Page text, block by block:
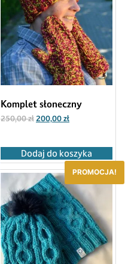
Komplet słoneczny
250,00zł 200,00zł
Dodaj do koszyka
PROMOCJA!